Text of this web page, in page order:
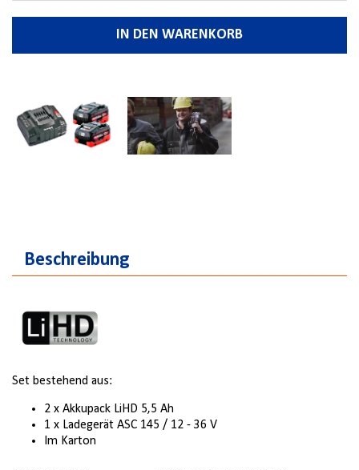
IN DEN WARENKORB
Beschreibung
Set bestehend aus:
2 x Akkupack LiHD 5,5 Ah
1 x Ladegerät ASC 145 / 12 - 36 V
Im Karton